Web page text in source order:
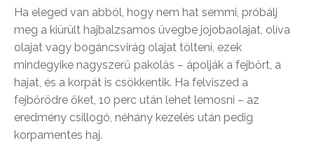
Ha eleged van abból, hogy nem hat semmi, próbálj
meg a kiürült hajbalzsamos üvegbe jojobaolajat, olíva
olajat vagy bogáncsvirág olajat tölteni, ezek
mindegyike nagyszerű pakolás – ápolják a fejbőrt, a
hajat, és a korpát is csökkentik. Ha felviszed a
fejbőrödre őket, 10 perc után lehet lemosni – az
eredmény csillogó, néhány kezelés után pedig
korpamentes haj.